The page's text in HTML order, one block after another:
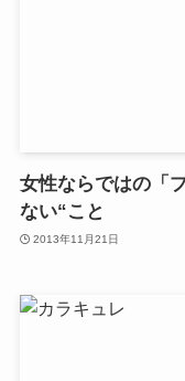
女性ならではの「
ない“こと
2013年11月21日